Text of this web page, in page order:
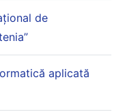
de
aplicată